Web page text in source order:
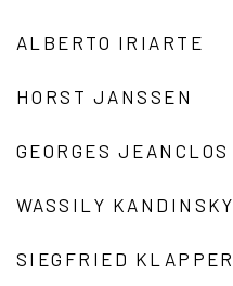
ALBERTO IRIARTE
HORST JANSSEN
GEORGES JEANCLOS
WASSILY KANDINSKY
SIEGFRIED KLAPPER